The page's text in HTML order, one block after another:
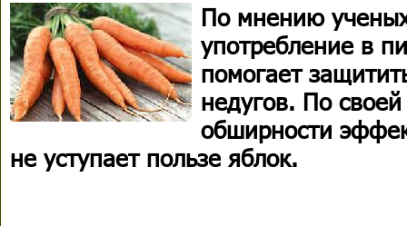
По мнению
употребление в
помогает
недугов. По
обширности
не уступает пользе яблок.